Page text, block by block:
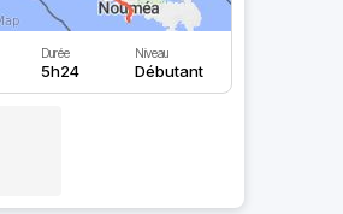
Durée
5h24
Niveau
Débutant